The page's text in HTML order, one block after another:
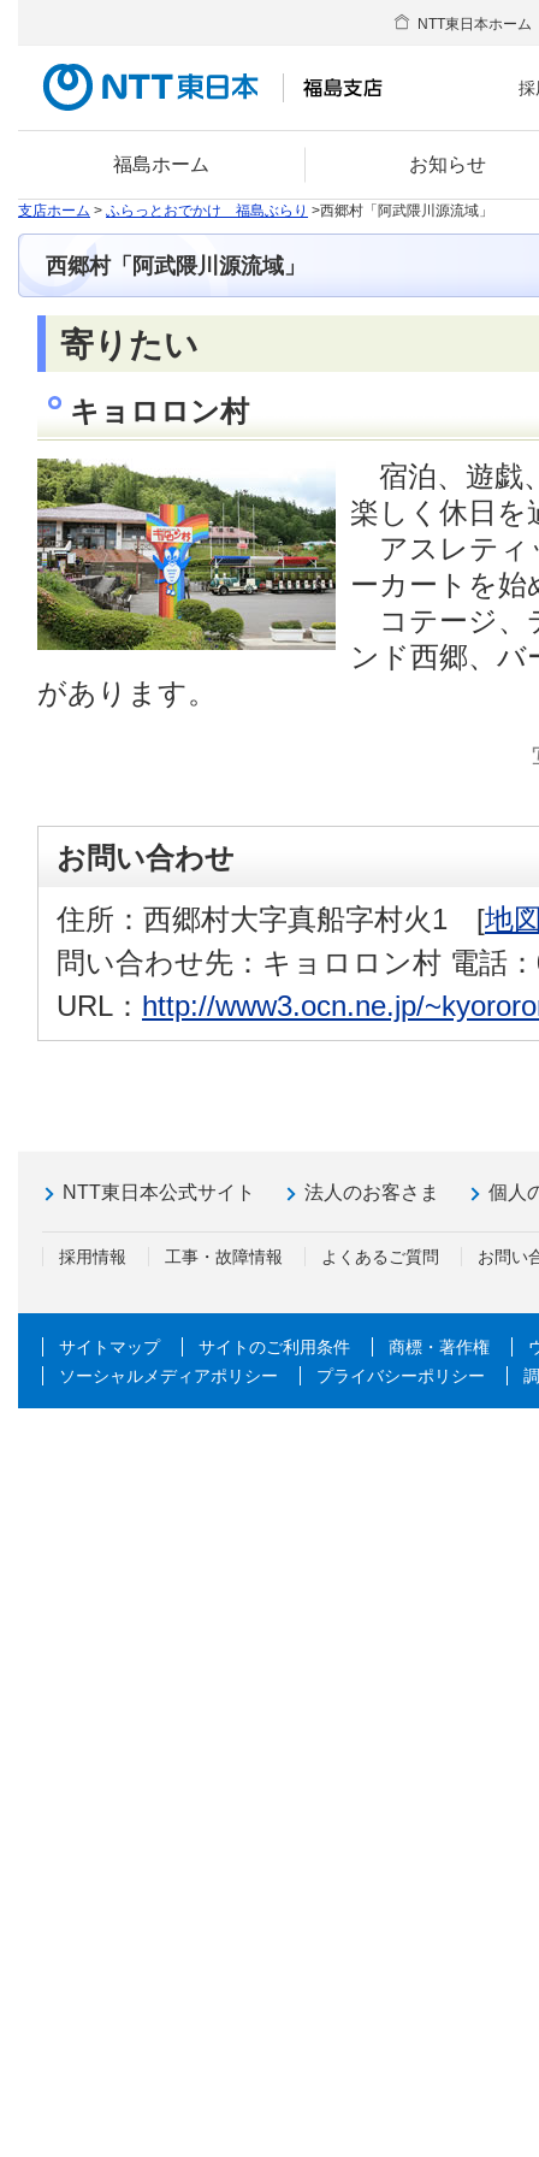
福島ホーム お知らせ
NTT東日本ホーム
採
支店ホーム > ふらっとおでかけ 福島ぶらり >西郷村「阿武隈川源流域」
西郷村「阿武隈川源流域」
寄りたい
キョロロン村
宿泊、遊戯
楽しく休日を
アスレティ
ーカートを始
コテージ、
ンド西郷、
があります。
お問い合わせ
住所：西郷村大字真船字村火1 [地
問い合わせ先：キョロロン村 電話
URL： http://www3.ocn.ne.jp/
NTT東日本公式サイト 法人のお客さま 個人
採用情報 工事・故障情報 よくあるご質問 お問い
サイトマップ サイトのご利用条件 商標・著作権
ソーシャルメディアポリシー
プライバシーポリシー